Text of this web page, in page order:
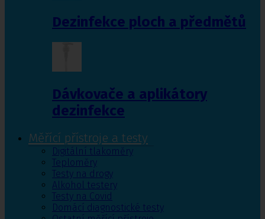
Dezinfekce ploch a předmětů
Dávkovače a aplikátory
dezinfekce
Měřící přístroje a testy
Digitální tlakoměry
Teploměry
Testy na drogy
Alkohol testery
Testy na Covid
Domácí diagnostické testy